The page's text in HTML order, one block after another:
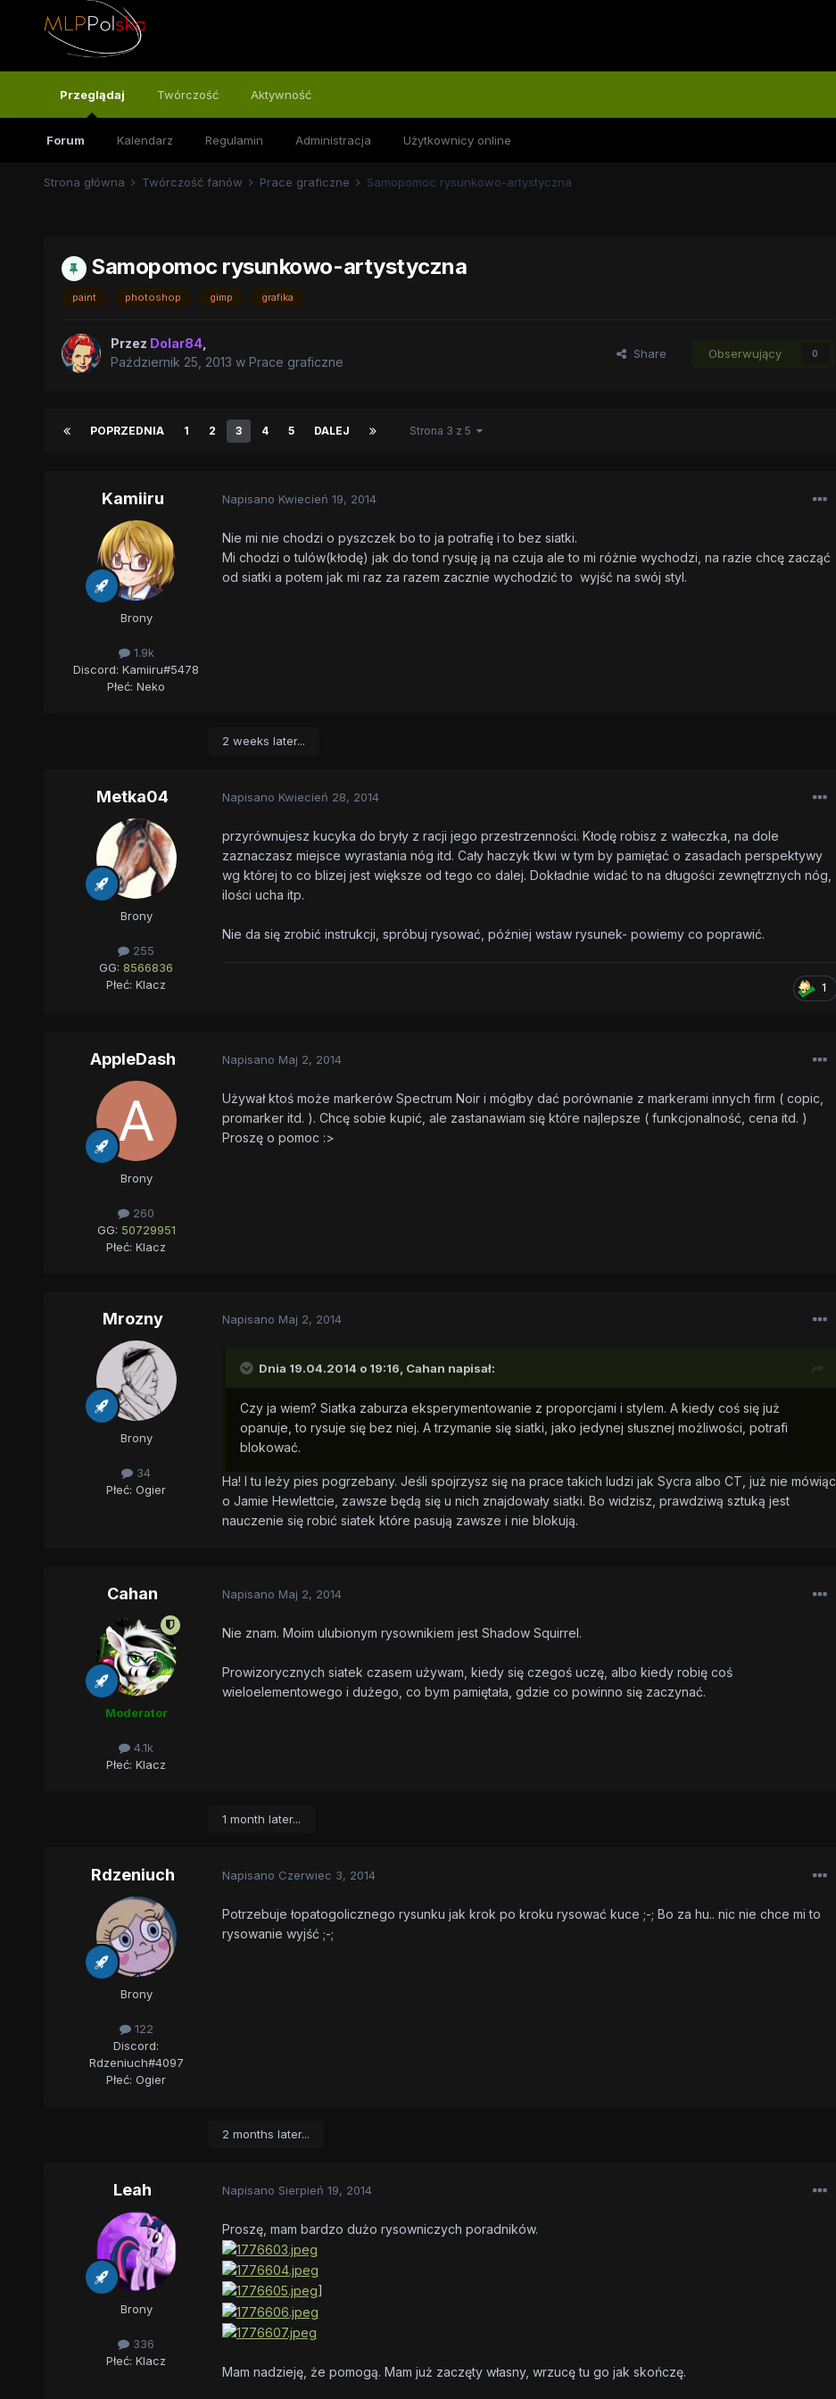
Przeglądaj
Forum Kalendarz Regulamin Administracja Użytkownicy online
Twórczość Aktywność
Strona główna Twórczość fanów Prace graficzne Samopomoc rysunkowo-artystyczna
Samopomoc rysunkowo-artystyczna
paint photoshop gimp grafika
Przez Dolar84,
Październik 25, 2013 w Prace graficzne
Share Obserwujący 0
POPRZEDNIA 1 2 3 4 5 DALEJ Strona 3 z 5
Kamiiru
Brony
1.9k
Discord: Kamiiru#5478
Płeć: Neko
Napisano Kwiecień 19, 2014
Nie mi nie chodzi o pyszczek bo to ja potrafię i to bez siatki.
Mi chodzi o tulów(kłodę) jak do tond rysuję ją na czuja ale to mi różnie wychodzi, na razie chcę zacząć
od siatki a potem jak mi raz za razem zacznie wychodzić to wyjść na swój styl.
2 weeks later...
Metka04
Brony
255
GG: 8566836
Płeć: Klacz
Napisano Kwiecień 28, 2014
przyrównujesz kucyka do bryły z racji jego przestrzenności. Kłodę robisz z wałeczka, na dole
zaznaczasz miejsce wyrastania nóg itd. Cały haczyk tkwi w tym by pamiętać o zasadach perspektywy
wg której to co blizej jest większe od tego co dalej. Dokładnie widać to na długości zewnętrznych nóg,
ilości ucha itp.
Nie da się zrobić instrukcji, spróbuj rysować, później wstaw rysunek- powiemy co poprawić.
1
AppleDash
Brony
260
GG: 50729951
Płeć: Klacz
Napisano Maj 2, 2014
Używał ktoś może markerów Spectrum Noir i mógłby dać porównanie z markerami innych firm ( copic,
promarker itd. ). Chcę sobie kupić, ale zastanawiam się które najlepsze ( funkcjonalność, cena itd. )
Proszę o pomoc :>
Mrozny
Brony
34
Płeć: Ogier
Napisano Maj 2, 2014
Dnia 19.04.2014 o 19:16, Cahan napisał:
Czy ja wiem? Siatka zaburza eksperymentowanie z proporcjami i stylem. A kiedy coś się już
opanuje, to rysuje się bez niej. A trzymanie się siatki, jako jedynej słusznej możliwości, potrafi
blokować.
Ha! I tu leży pies pogrzebany. Jeśli spojrzysz się na prace takich ludzi jak Sycra albo CT, już nie mówiąc
o Jamie Hewlettcie, zawsze będą się u nich znajdowały siatki. Bo widzisz, prawdziwą sztuką jest
nauczenie się robić siatek które pasują zawsze i nie blokują.
Cahan
Moderator
4.1k
Płeć: Klacz
Napisano Maj 2, 2014
Nie znam. Moim ulubionym rysownikiem jest Shadow Squirrel.
Prowizorycznych siatek czasem używam, kiedy się czegoś uczę, albo kiedy robię coś
wieloelementowego i dużego, co bym pamiętała, gdzie co powinno się zaczynać.
1 month later...
Rdzeniuch
Brony
122
Discord:
Rdzeniuch#4097
Płeć: Ogier
Napisano Czerwiec 3, 2014
Potrzebuje łopatogolicznego rysunku jak krok po kroku rysować kuce ;-; Bo za hu.. nic nie chce mi to
rysowanie wyjść ;-;
2 months later...
Leah
Brony
336
Płeć: Klacz
Napisano Sierpień 19, 2014
Proszę, mam bardzo dużo rysowniczych poradników.
]
Mam nadzieję, że pomogą. Mam już zaczęty własny, wrzucę tu go jak skończę.